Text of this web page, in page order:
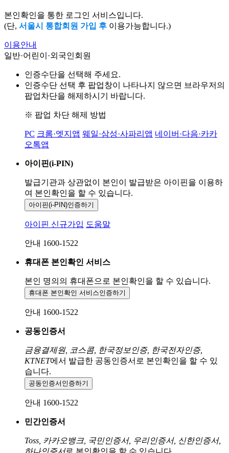
본인확인을 통한 로그인 서비스입니다.
(단, 서울시 통합회원 가입 후 이용가능합니다.)
이용안내
일반·어린이·외국인회원
인증수단을 선택해 주세요.
인증수단 선택 후 팝업창이 나타나지 않으면 브라우저의
팝업차단을 해제하시기 바랍니다.
※ 팝업 차단 해제 방법
PC 크롬·엣지앱 웨일·삼성·사파리앱 네이버·다음·카카
오톡앱
아이핀(i-PIN)
발급기관과 상관없이 본인이 발급받은 아이핀을 이용하
여 본인확인을 할 수 있습니다.
아이핀(i-PIN)인증하기
아이핀 신규가입 도움말
안내 1600-1522
휴대폰 본인확인 서비스
본인 명의의 휴대폰으로 본인확인을 할 수 있습니다.
휴대폰 본인확인 서비스인증하기
안내 1600-1522
공동인증서
금융결제원, 코스콤, 한국정보인증, 한국전자인증,
KTNET에서 발급한 공동인증서로 본인확인을 할 수 있
습니다.
공동인증서 인증하기
안내 1600-1522
민간인증서
Toss, 카카오뱅크, 국민인증서, 우리인증서, 신한인증서,